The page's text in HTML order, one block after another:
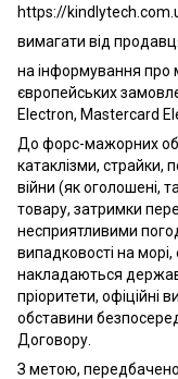
https://
вимагати від
на інформування про
європейських
Electron, Mastercard
До форс-мажорних
катаклізми, страйки,
війни (як оголошені,
товару, затримки
несприятливими
випадковості на
накладаються
пріоритети, офіційні
обставини
Договору.
З метою,